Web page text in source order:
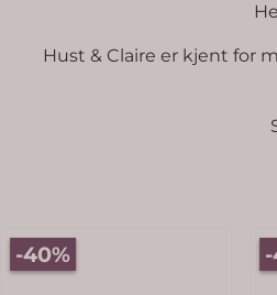
Hust & Claire er kjent for
-40%